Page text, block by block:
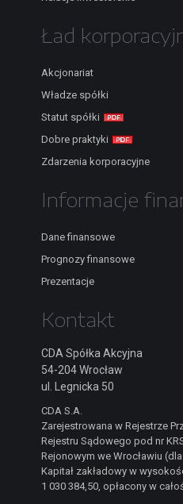
Ład
Akcjonariat
Władze spółki
Statut spółki
Dobre praktyki
Zdarzenia korporacyjne
Informacje
Dane finansowe
Prognozy finansowe
Prezentacje
Kontakt
CDA Spółka Akcyjna
54-204 Wrocław
ul. Legnicka 50
CDA S.A.
Zarejestrowana w Rejestrze
Rejestru Sądowego pod nr
Rejonowym we Wrocławiu
Kapitał zakładowy w
1 030 384,50, opłacony w